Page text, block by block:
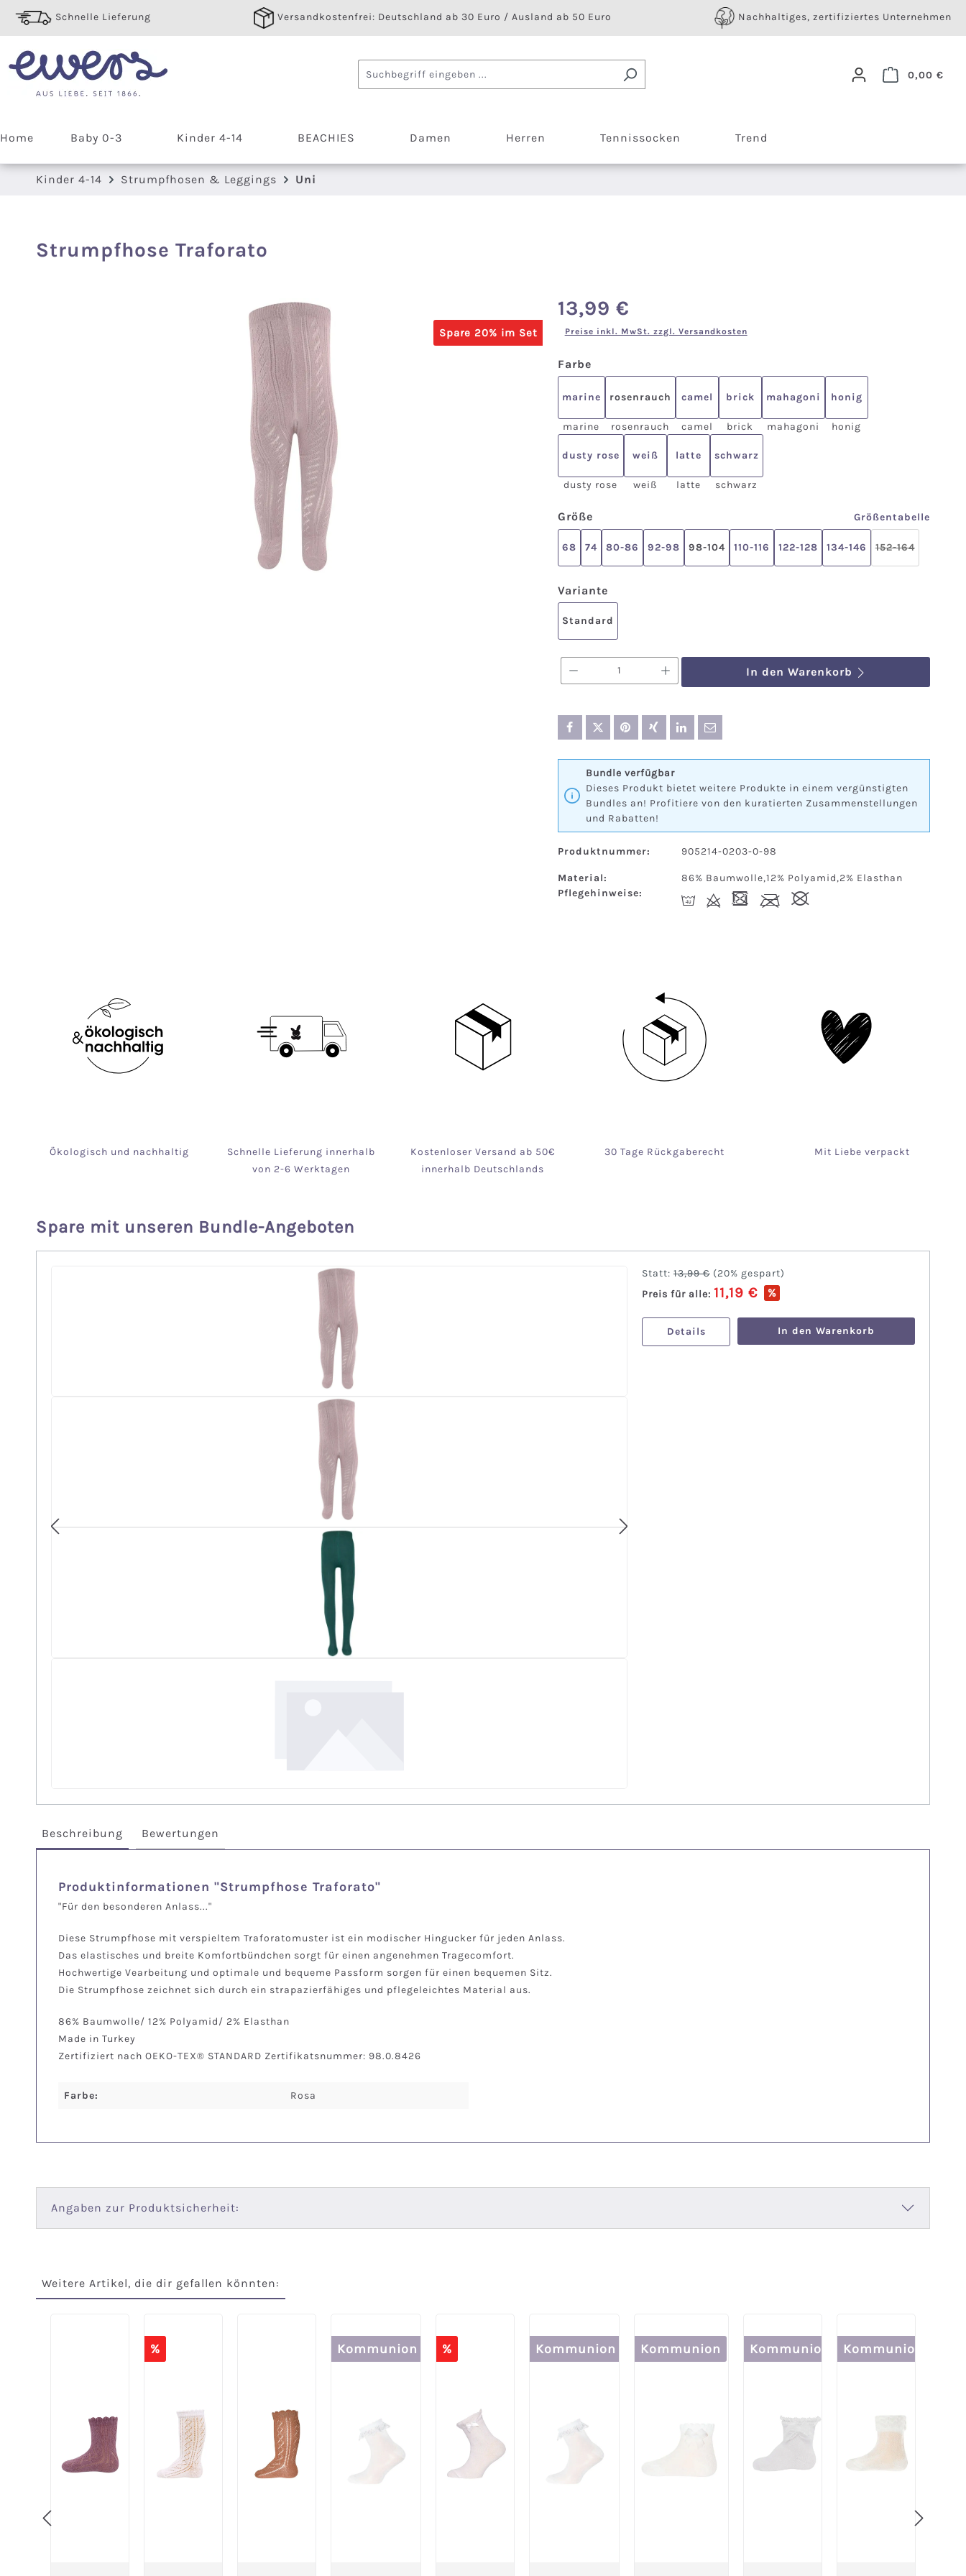
Hauptinhalt springen
Zur Suche springen
Zur Hauptnavigation springen
Schnelle Lieferung Versandkostenfrei: Deutschland ab 30 Euro / Ausland ab 50 Euro Nachhaltiges, zertifiziertes Unternehmen
0,00 €
Home Baby 0-3 Kinder 4-14 BEACHIES Damen Herren Tennissocken Trend
Kinder 4-14 Strumpfhosen & Leggings Uni
Strumpfhose Traforato
Spare 20% im Set
Regulärer Preis:
13,99 €
Preise inkl. MwSt. zzgl. Versandkosten
Farbeauswählen
marine
marine
rosenrauch
rosenrauch
camel
camel
brick
brick
mahagoni
mahagoni
honig
honig
dusty rose
dusty rose
weiß
weiß
latte
latte
schwarz
schwarz
Größeauswählen Größentabelle
68 74 80-86 92-98 98-104 110-116 122-128 134-146 152-164
Varianteauswählen
Standard
Produkt Anzahl: Gib den gewünschten Wert
In den Warenkorb
Bundle verfügbar
Dieses Produkt bietet weitere Produkte in einem vergünstigten
Bundles an! Profitiere von den kuratierten Zusammenstellungen
und Rabatten!
Produktnummer: 905214-0203-0-98
Material:
86% Baumwolle,12% Polyamid,2% Elasthan
Pflegehinweise:
Id-l#
Ökologisch und nachhaltig
Schnelle Lieferung innerhalb
von 2-6 Werktagen
Kostenloser Versand ab 50€
innerhalb Deutschlands
30 Tage Rückgaberecht Mit Liebe verpackt
Spare mit unseren Bundle-Angeboten
Statt: 13,99 € (20% gespart)
Preis für alle: 11,19 € %
Details In den Warenkorb
Beschreibung Bewertungen
Produktinformationen "Strumpfhose Traforato"
"Für den besonderen Anlass..."
Diese Strumpfhose mit verspieltem Traforatomuster ist ein modischer Hingucker für jeden Anlass.
Das elastisches und breite Komfortbündchen sorgt für einen angenehmen Tragecomfort.
Hochwertige Vearbeitung und optimale und bequeme Passform sorgen für einen bequemen Sitz.
Die Strumpfhose zeichnet sich durch ein strapazierfähiges und pflegeleichtes Material aus.
86% Baumwolle/ 12% Polyamid/ 2% Elasthan
Made in Turkey
Zertifiziert nach OEKO-TEX® STANDARD Zertifikatsnummer: 98.0.8426
Farbe: Rosa
Angaben zur Produktsicherheit:
Weitere Artikel, die dir gefallen könnten:
% Kommunion % Kommunion Kommunion Kommunion Kommunion